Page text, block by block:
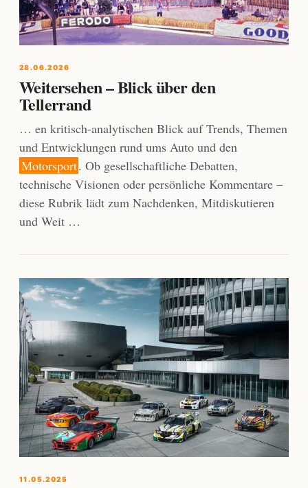
28.06.2026
Weitersehen – Blick über den
Tellerrand
… en kritisch-analytischen Blick auf Trends, Themen
und Entwicklungen rund ums Auto und den
Motorsport. Ob gesellschaftliche Debatten,
technische Visionen oder persönliche Kommentare –
diese Rubrik lädt zum Nachdenken, Mitdiskutieren
und Weit …
11.05.2025